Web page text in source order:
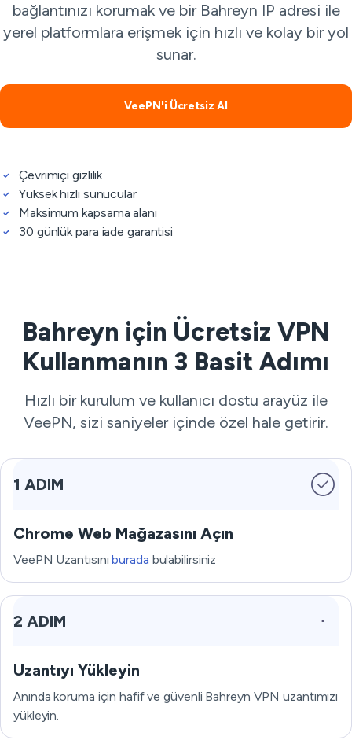
bağlantınızı korumak ve bir Bahreyn IP adresi ile
yerel platformlara erişmek için hızlı ve kolay bir yol
sunar.
VeePN'i Ücretsiz Al
Çevrimiçi gizlilik
Yüksek hızlı sunucular
Maksimum kapsama alanı
30 günlük para iade garantisi
Bahreyn için Ücretsiz VPN
Kullanmanın 3 Basit Adımı
Hızlı bir kurulum ve kullanıcı dostu arayüz ile
VeePN, sizi saniyeler içinde özel hale getirir.
1 ADIM
Chrome Web Mağazasını Açın
VeePN Uzantısınıburada bulabilirsiniz
2 ADIM
Uzantıyı Yükleyin
Anında koruma için hafif ve güvenli Bahreyn VPN uzantımızı
yükleyin.